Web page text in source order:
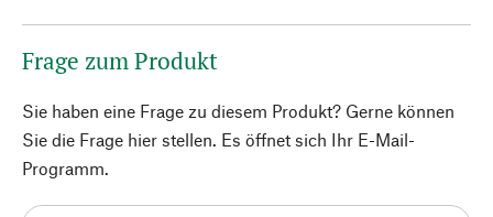
Frage zum Produkt
Sie haben eine Frage zu diesem Produkt? Gerne können
Sie die Frage hier stellen. Es öffnet sich Ihr E-Mail-
Programm.